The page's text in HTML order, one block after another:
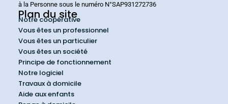
à la Personne sous le numéro N°SAP931272736
Plan du site
Notre coopérative
Vous êtes un professionnel
Vous êtes un particulier
Vous êtes un société
Principe de fonctionnement
Notre logiciel
Travaux à domicile
Aide aux enfants